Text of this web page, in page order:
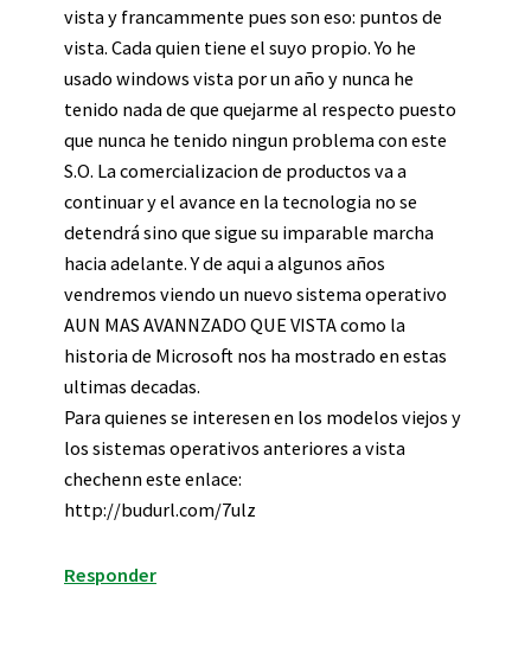
vista y francammente pues son eso: puntos de
vista. Cada quien tiene el suyo propio. Yo he
usado windows vista por un año y nunca he
tenido nada de que quejarme al respecto puesto
que nunca he tenido ningun problema con este
S.O. La comercializacion de productos va a
continuar y el avance en la tecnologia no se
detendrá sino que sigue su imparable marcha
hacia adelante. Y de aqui a algunos años
vendremos viendo un nuevo sistema operativo
AUN MAS AVANNZADO QUE VISTA como la
historia de Microsoft nos ha mostrado en estas
ultimas decadas.
Para quienes se interesen en los modelos viejos y
los sistemas operativos anteriores a vista
chechenn este enlace:
http://budurl.com/7ulz
Responder